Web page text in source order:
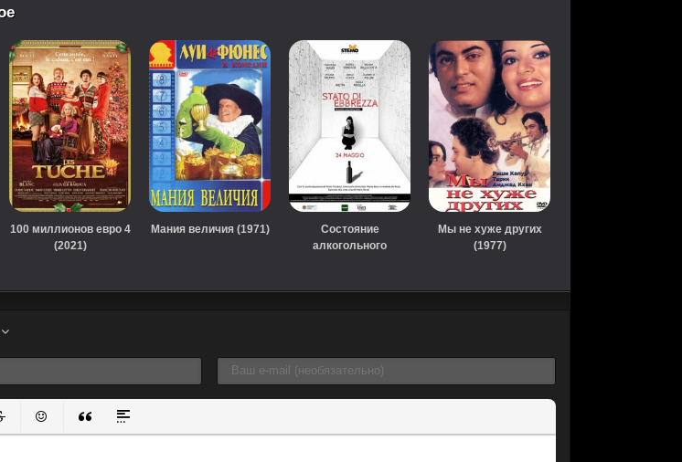
100 миллионов евро 4
(2021)
Мания величия (1971)
Состояние
алкогольного
Мы не хуже других
(1977)
Вставить смайлик
Вставка цитаты
Вставка спойлера